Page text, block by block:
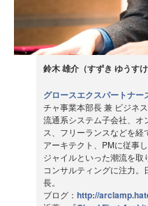
鈴木 雄介（すずき ゆうす
グロースエクスパートナー
チャ事業本部長 兼 ビジネ
流通系システム子会社、オ
ス、フリーランスなどを
アーキテクト、PMに従事
ジャイルといった潮流を取
コンサルティングに注力
長。
ブログ： http://